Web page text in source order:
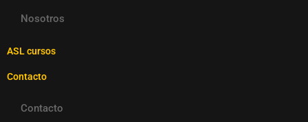
Nosotros
ASL cursos
Contacto
Contacto